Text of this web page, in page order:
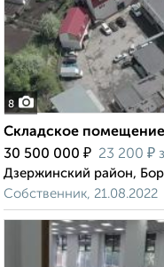
8
Складское
30 500 000 ₽ 23 200 ₽
Дзержинский район,
Собственник, 21.08.2022